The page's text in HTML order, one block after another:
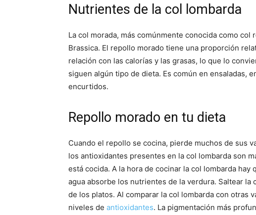
Nutrientes de la col lombarda
La col morada, más comúnmente conocida como
Brassica. El repollo morado tiene una proporción
relación con las calorías y las grasas, lo que lo
siguen algún tipo de dieta. Es común en ensaladas,
encurtidos.
Repollo morado en tu dieta
Cuando el repollo se cocina, pierde muchos de sus
los antioxidantes presentes en la col lombarda son
está cocida. A la hora de cocinar la col lombarda
agua absorbe los nutrientes de la verdura. Saltear la
de los platos. Al comparar la col lombarda con otras
niveles de antioxidantes. La pigmentación más